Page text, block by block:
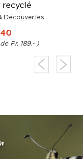
Découvertes
Fr. 189.-